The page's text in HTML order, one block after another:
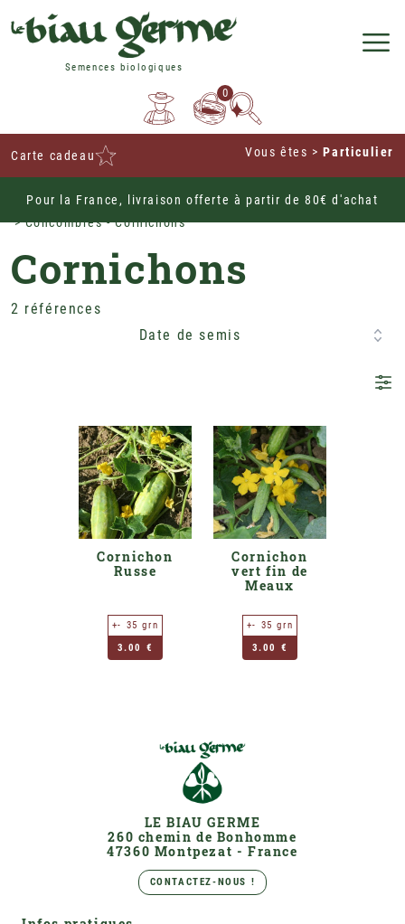
Semences biologiques
0
Carte cadeau Vous êtes >Particulier
Pour la France, livraison offerte à partir de 80€ d'achat
Home Potagères
Légumes Fruit
Concombres - Cornichons
Cornichons
Date de semis
2 références
Cornichon
Russe
+- 35 grn
3.00 €
Cornichon
vert fin de
Meaux
+- 35 grn
3.00 €
LE BIAU GERME
260 chemin de Bonhomme
47360 Montpezat - France
CONTACTEZ-NOUS !